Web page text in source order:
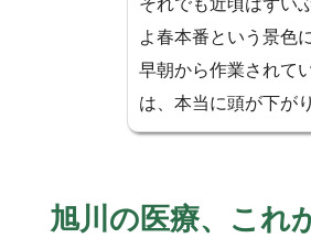
それでも近頃はずい
よ春本番という景色
早朝から作業されて
は、本当に頭が下が
旭川の医療、これ